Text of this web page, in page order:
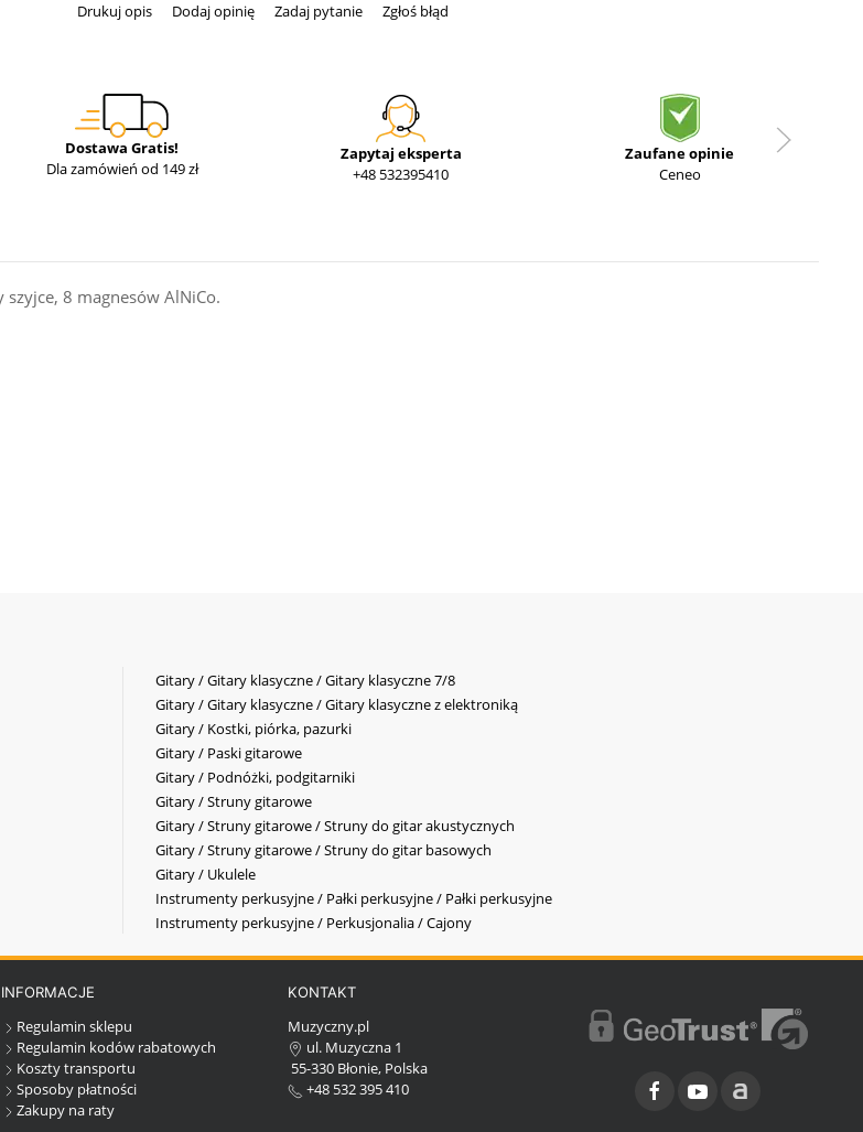
Drukuj opis Dodaj opinię Zadaj pytanie Zgłoś błąd
Dostawa Gratis!
Dla zamówień od 149 zł
Zapytaj eksperta
+48 532395410
Zaufane opinie
Ceneo
8 magnesów AlNiCo.
Gitary / Gitary klasyczne / Gitary klasyczne 7/8
Gitary / Gitary klasyczne / Gitary klasyczne z elektroniką
Gitary / Kostki, piórka, pazurki
Gitary / Paski gitarowe
Gitary / Podnóżki, podgitarniki
Gitary / Struny gitarowe
Gitary / Struny gitarowe / Struny do gitar akustycznych
Gitary / Struny gitarowe / Struny do gitar basowych
Gitary / Ukulele
Instrumenty perkusyjne / Pałki perkusyjne / Pałki perkusyjne
Instrumenty perkusyjne / Perkusjonalia / Cajony
INFORMACJE
Regulamin sklepu
Regulamin kodów rabatowych
Koszty transportu
Sposoby płatności
Zakupy na raty
KONTAKT
Muzyczny.pl
ul. Muzyczna 1
55-330 Błonie, Polska
+48 532 395 410